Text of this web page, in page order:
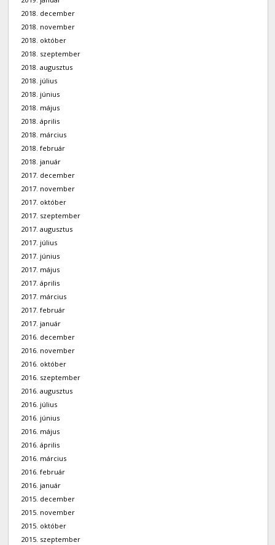
2018. december
2018. november
2018. október
2018. szeptember
2018. augusztus
2018. július
2018. június
2018. május
2018. április
2018. március
2018. február
2018. január
2017. december
2017. november
2017. október
2017. szeptember
2017. augusztus
2017. július
2017. június
2017. május
2017. április
2017. március
2017. február
2017. január
2016. december
2016. november
2016. október
2016. szeptember
2016. augusztus
2016. július
2016. június
2016. május
2016. április
2016. március
2016. február
2016. január
2015. december
2015. november
2015. október
2015. szeptember